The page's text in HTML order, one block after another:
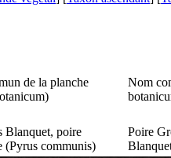
de la planche
)
Nom
Blanquet, poire
(Pyrus communis)
Poire